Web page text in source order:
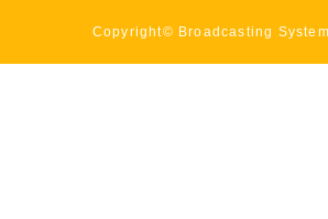
Copyright© Broadcasting